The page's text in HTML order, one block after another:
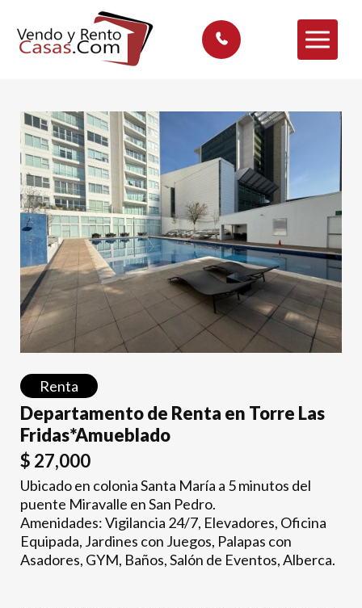
Renta
Departamento de Renta en Torre Las
Fridas*Amueblado
$ 27,000
Ubicado en colonia Santa María a 5 minutos del
puente Miravalle en San Pedro.
Amenidades: Vigilancia 24/7, Elevadores, Oficina
Equipada, Jardines con Juegos, Palapas con
Asadores, GYM, Baños, Salón de Eventos, Alberca.